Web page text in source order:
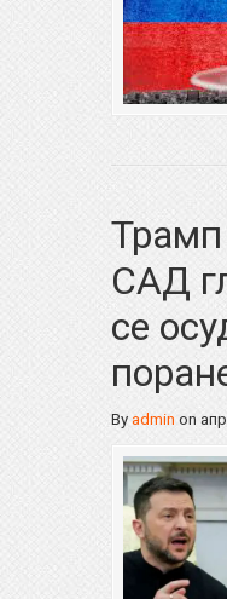
САД
се
By admin on